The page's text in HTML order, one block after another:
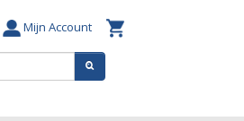
Mijn Account